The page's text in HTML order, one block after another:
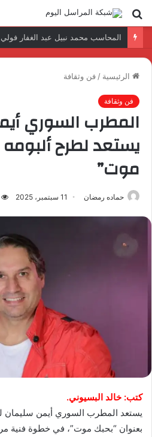
بحث
عن
الرئيسية / فن وثقافة
فن وثقافة
المطرب السوري
يستعد لطرح ألبومه
موت”
حماده رمضان 11 سبتمبر، 2025
كتب: خالد البسيوني.
يستعد المطرب السوري أيمن سليمان
بعنوان “بحبك موت”، في خطوة فنية